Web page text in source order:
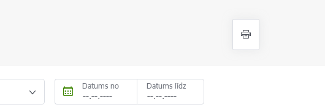
Datums no Datums līdz